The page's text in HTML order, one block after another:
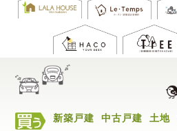
新築戸建 中古戸建 土地